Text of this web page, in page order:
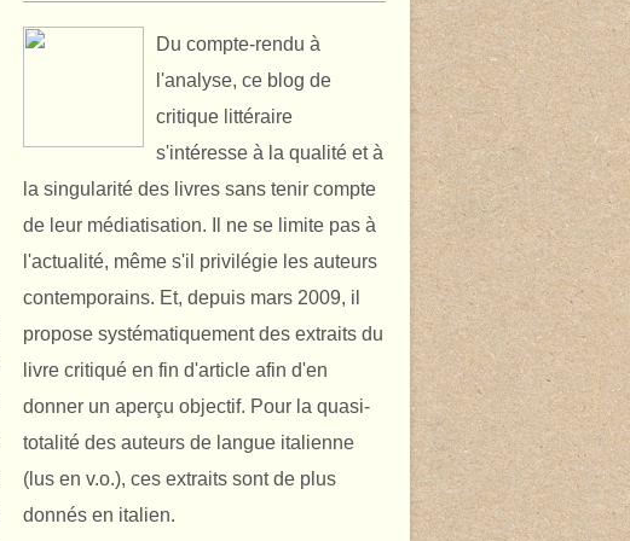
Du compte-rendu à
l'analyse, ce blog de
critique littéraire
s'intéresse à la qualité et à
la singularité des livres sans tenir compte
de leur médiatisation. Il ne se limite pas à
l'actualité, même s'il privilégie les auteurs
contemporains. Et, depuis mars 2009, il
propose systématiquement des extraits du
livre critiqué en fin d'article afin d'en
donner un aperçu objectif. Pour la quasi-
totalité des auteurs de langue italienne
(lus en v.o.), ces extraits sont de plus
donnés en italien.